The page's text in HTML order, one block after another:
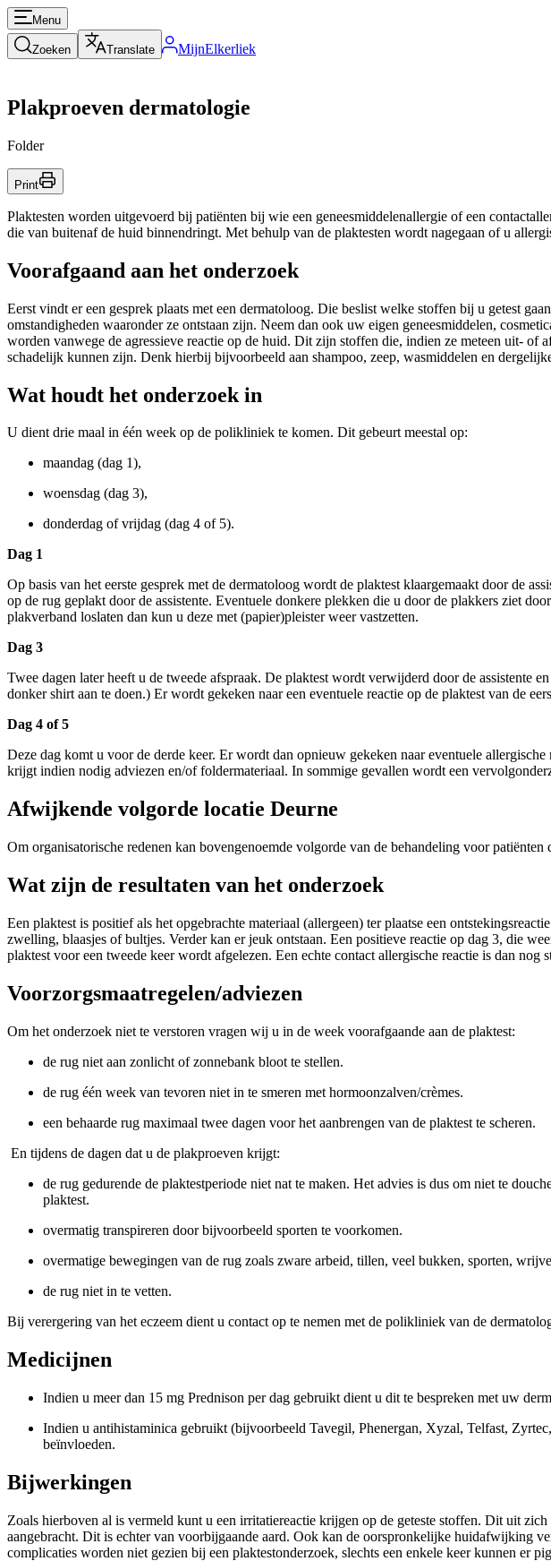
Menu
Zoeken Translate MijnElkerliek
Plakproeven dermatologie
Folder
Print
Plaktesten worden uitgevoerd bij patiënten bij wie een geneesmiddelenallergie of een
die van buitenaf de huid binnendringt. Met behulp van de plaktesten wordt nagegaan of u
Voorafgaand aan het onderzoek
Eerst vindt er een gesprek plaats met een dermatoloog. Die beslist welke stoffen bij u getest
omstandigheden waaronder ze ontstaan zijn. Neem dan ook uw eigen geneesmiddelen,
worden vanwege de agressieve reactie op de huid. Dit zijn stoffen die, indien ze meteen uit-
schadelijk kunnen zijn. Denk hierbij bijvoorbeeld aan shampoo, zeep, wasmiddelen en
Wat houdt het onderzoek in
U dient drie maal in één week op de polikliniek te komen. Dit gebeurt meestal op:
maandag (dag 1),
woensdag (dag 3),
donderdag of vrijdag (dag 4 of 5).
Dag 1
Op basis van het eerste gesprek met de dermatoloog wordt de plaktest klaargemaakt door de
op de rug geplakt door de assistente. Eventuele donkere plekken die u door de plakkers ziet
plakverband loslaten dan kun u deze met (papier)pleister weer vastzetten.
Dag 3
Twee dagen later heeft u de tweede afspraak. De plaktest wordt verwijderd door de assistente
donker shirt aan te doen.) Er wordt gekeken naar een eventuele reactie op de plaktest van de
Dag 4 of 5
Deze dag komt u voor de derde keer. Er wordt dan opnieuw gekeken naar eventuele
krijgt indien nodig adviezen en/of foldermateriaal. In sommige gevallen wordt een
Afwijkende volgorde locatie Deurne
Om organisatorische redenen kan bovengenoemde volgorde van de behandeling voor
Wat zijn de resultaten van het onderzoek
Een plaktest is positief als het opgebrachte materiaal (allergeen) ter plaatse een
zwelling, blaasjes of bultjes. Verder kan er jeuk ontstaan. Een positieve reactie op dag 3, die
plaktest voor een tweede keer wordt afgelezen. Een echte contact allergische reactie is dan nog
Voorzorgsmaatregelen/adviezen
Om het onderzoek niet te verstoren vragen wij u in de week voorafgaande aan de plaktest:
de rug niet aan zonlicht of zonnebank bloot te stellen.
de rug één week van tevoren niet in te smeren met hormoonzalven/crèmes.
een behaarde rug maximaal twee dagen voor het aanbrengen van de plaktest te scheren.
En tijdens de dagen dat u de plakproeven krijgt:
de rug gedurende de plaktestperiode niet nat te maken. Het advies is dus om niet te
plaktest.
overmatig transpireren door bijvoorbeeld sporten te voorkomen.
overmatige bewegingen van de rug zoals zware arbeid, tillen, veel bukken, sporten,
de rug niet in te vetten.
Bij verergering van het eczeem dient u contact op te nemen met de polikliniek van de
Medicijnen
Indien u meer dan 15 mg Prednison per dag gebruikt dient u dit te bespreken met uw
Indien u antihistaminica gebruikt (bijvoorbeeld Tavegil, Phenergan, Xyzal, Telfast,
beïnvloeden.
Bijwerkingen
Zoals hierboven al is vermeld kunt u een irritatiereactie krijgen op de geteste stoffen. Dit uit
aangebracht. Dit is echter van voorbijgaande aard. Ook kan de oorspronkelijke huidafwijking
complicaties worden niet gezien bij een plaktestonderzoek, slechts een enkele keer